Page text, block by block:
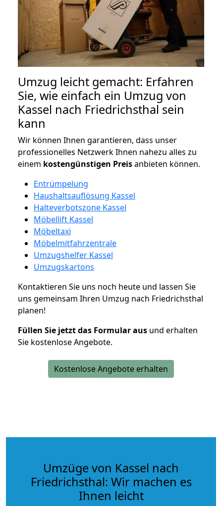
Umzug leicht gemacht: Erfahren
Sie, wie einfach ein Umzug von
Kassel nach Friedrichsthal sein
kann
Wir können Ihnen garantieren, dass unser
professionelles Netzwerk Ihnen nahezu alles zu
einem kostengünstigen Preisanbieten können.
Entrümpelung
Haushaltsauflösung Kassel
Halteverbotszone Kassel
Möbellift Kassel
Möbeltaxi
Möbelmitfahrzentrale
Umzugshelfer Kassel
Umzugskartons
Kontaktieren Sie uns noch heute und lassen Sie
uns gemeinsam Ihren Umzug nach Friedrichsthal
planen!
Füllen Sie jetzt das Formular aus und erhalten
Sie kostenlose Angebote.
Kostenlose Angebote erhalten
Umzüge von Kassel nach
Friedrichsthal: Wir machen es
Ihnen leicht